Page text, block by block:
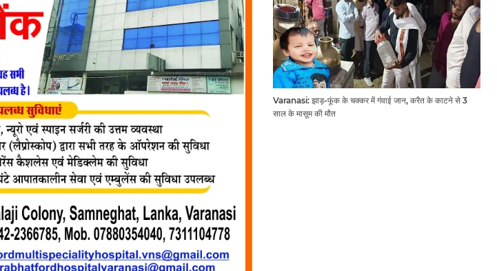
Varanasi: झाड़-फूंक के चक्कर में गंवाई जान, करैत के काटने से 3
साल के मासूम की मौत